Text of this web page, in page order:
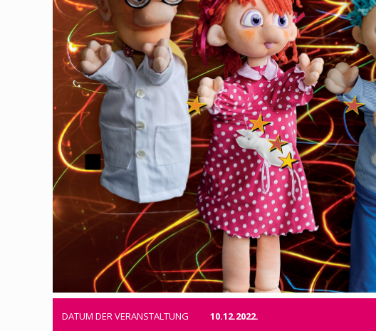
DATUM DER VERANSTALTUNG 10.12.2022.